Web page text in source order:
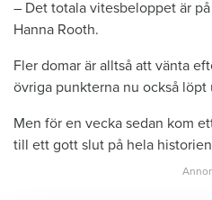
– Det totala vitesbeloppet är
Hanna Rooth.
Fler domar är alltså att vänta
övriga punkterna nu också löpt
Men för en vecka sedan kom
till ett gott slut på hela